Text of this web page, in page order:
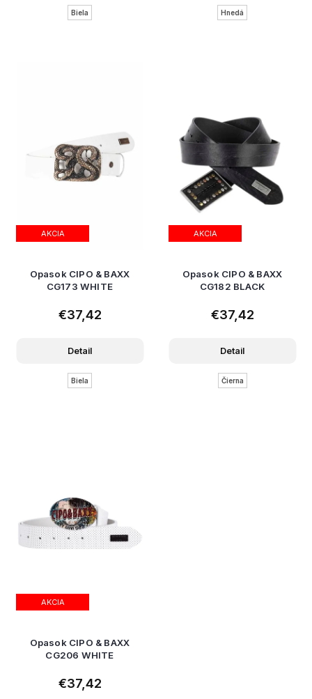
Biela Hnedá
AKCIA
Opasok CIPO & BAXX
CG173 WHITE
€37,42
Detail
Biela
AKCIA
Opasok CIPO & BAXX
CG182 BLACK
€37,42
Detail
Čierna
AKCIA
Opasok CIPO & BAXX
CG206 WHITE
€37,42